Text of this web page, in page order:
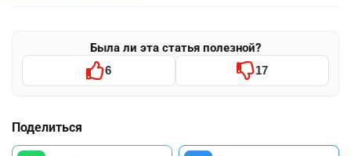
Была ли эта статья полезной?
6 17
Поделиться